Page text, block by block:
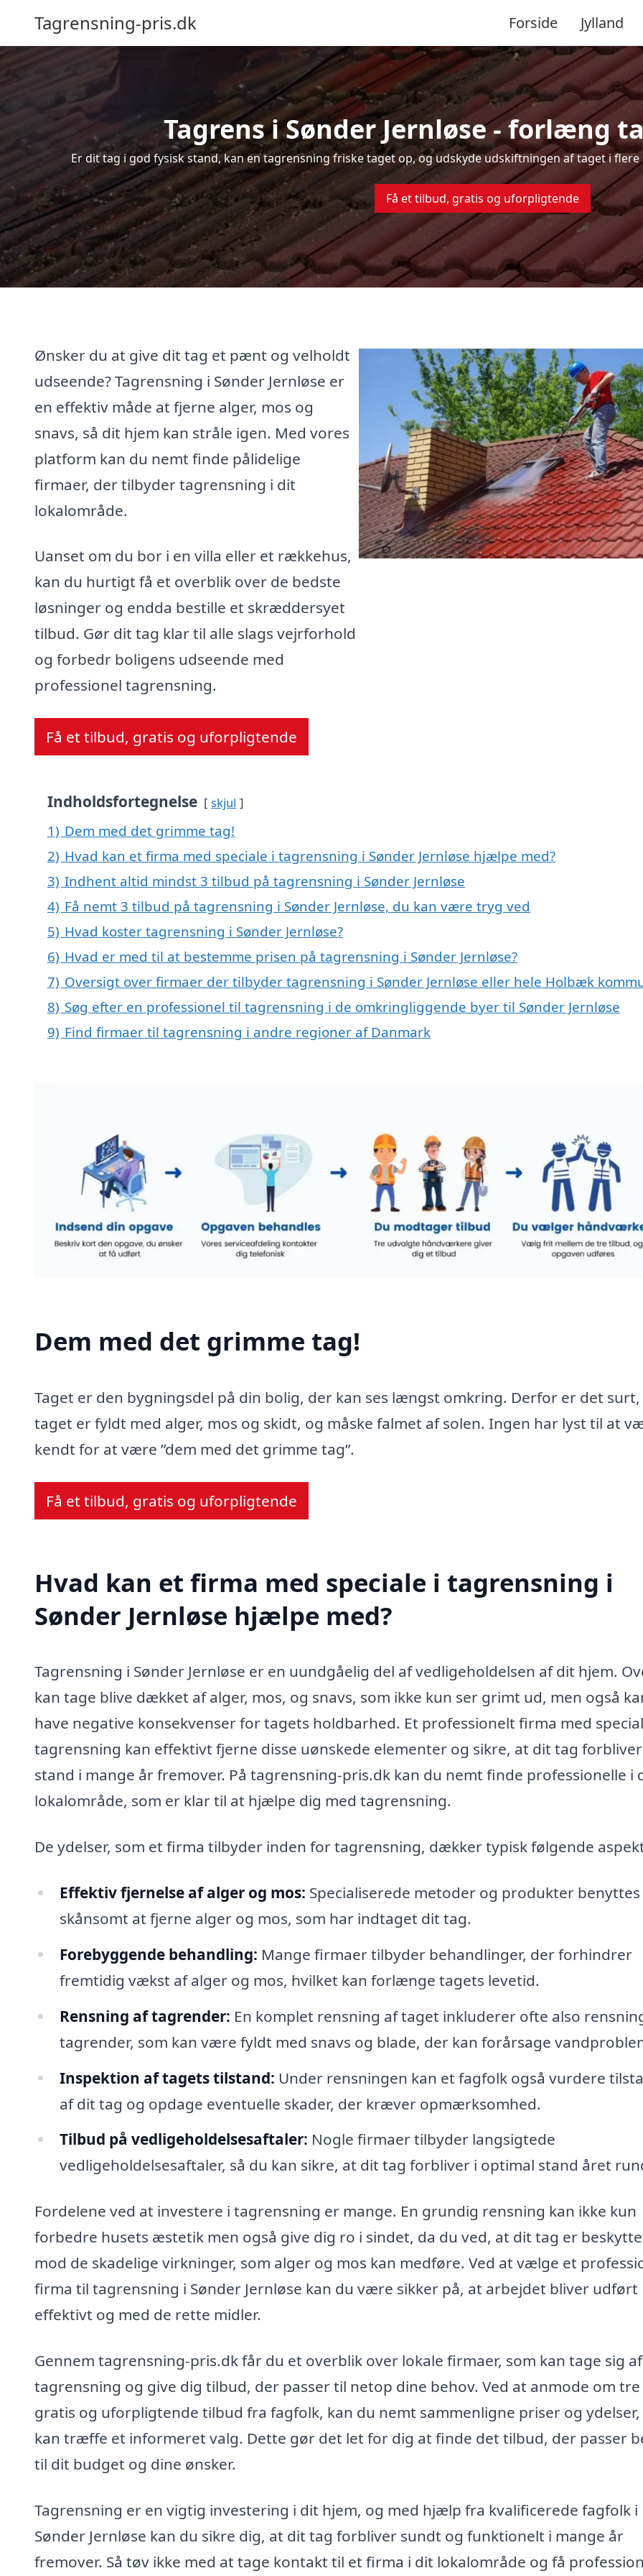
Tagrensning-pris.dk Forside Jylland
Tagrens i Sønder Jernløse - forlæng
Er dit tag i god fysisk stand, kan en tagrensning friske taget op, og udskyde udskiftningen af taget i flere
Få et tilbud, gratis og uforpligtende
Ønsker du at give dit tag et pænt og velholdt
udseende? Tagrensning i Sønder Jernløse er
en effektiv måde at fjerne alger, mos og
snavs, så dit hjem kan stråle igen. Med vores
platform kan du nemt finde pålidelige
firmaer, der tilbyder tagrensning i dit
lokalområde.
Uanset om du bor i en villa eller et rækkehus,
kan du hurtigt få et overblik over de bedste
løsninger og endda bestille et skræddersyet
tilbud. Gør dit tag klar til alle slags vejrforhold
og forbedr boligens udseende med
professionel tagrensning.
Få et tilbud, gratis og uforpligtende
Indholdsfortegnelse skjul
1) Dem med det grimme tag!
2) Hvad kan et firma med speciale i tagrensning i Sønder Jernløse hjælpe med?
3) Indhent altid mindst 3 tilbud på tagrensning i Sønder Jernløse
4) Få nemt 3 tilbud på tagrensning i Sønder Jernløse, du kan være tryg ved
5) Hvad koster tagrensning i Sønder Jernløse?
6) Hvad er med til at bestemme prisen på tagrensning i Sønder Jernløse?
7) Oversigt over firmaer der tilbyder tagrensning i Sønder Jernløse eller hele Holbæk
8) Søg efter en professionel til tagrensning i de omkringliggende byer til Sønder Jernløse
9) Find firmaer til tagrensning i andre regioner af Danmark
Dem med det grimme tag!
Taget er den bygningsdel på din bolig, der kan ses længst omkring. Derfor er det
taget er fyldt med alger, mos og skidt, og måske falmet af solen. Ingen har lyst til at
kendt for at være ”dem med det grimme tag”.
Få et tilbud, gratis og uforpligtende
Hvad kan et firma med speciale i tagrensning i
Sønder Jernløse hjælpe med?
Tagrensning i Sønder Jernløse er en uundgåelig del af vedligeholdelsen af dit hjem.
kan tage blive dækket af alger, mos, og snavs, som ikke kun ser grimt ud, men også
have negative konsekvenser for tagets holdbarhed. Et professionelt firma med
tagrensning kan effektivt fjerne disse uønskede elementer og sikre, at dit tag
stand i mange år fremover. På tagrensning-pris.dk kan du nemt finde professionelle i
lokalområde, som er klar til at hjælpe dig med tagrensning.
De ydelser, som et firma tilbyder inden for tagrensning, dækker typisk følgende
Effektiv fjernelse af alger og mos: Specialiserede metoder og produkter
skånsomt at fjerne alger og mos, som har indtaget dit tag.
Forebyggende behandling: Mange firmaer tilbyder behandlinger, der forhindrer
fremtidig vækst af alger og mos, hvilket kan forlænge tagets levetid.
Rensning af tagrender: En komplet rensning af taget inkluderer ofte also
tagrender, som kan være fyldt med snavs og blade, der kan forårsage
Inspektion af tagets tilstand: Under rensningen kan et fagfolk også vurdere
af dit tag og opdage eventuelle skader, der kræver opmærksomhed.
Tilbud på vedligeholdelsesaftaler: Nogle firmaer tilbyder langsigtede
vedligeholdelsesaftaler, så du kan sikre, at dit tag forbliver i optimal stand året
Fordelene ved at investere i tagrensning er mange. En grundig rensning kan ikke kun
forbedre husets æstetik men også give dig ro i sindet, da du ved, at dit tag er
mod de skadelige virkninger, som alger og mos kan medføre. Ved at vælge et
firma til tagrensning i Sønder Jernløse kan du være sikker på, at arbejdet bliver udført
effektivt og med de rette midler.
Gennem tagrensning-pris.dk får du et overblik over lokale firmaer, som kan tage sig
tagrensning og give dig tilbud, der passer til netop dine behov. Ved at anmode om tre
gratis og uforpligtende tilbud fra fagfolk, kan du nemt sammenligne priser og ydelser,
kan træffe et informeret valg. Dette gør det let for dig at finde det tilbud, der passer
til dit budget og dine ønsker.
Tagrensning er en vigtig investering i dit hjem, og med hjælp fra kvalificerede fagfolk i
Sønder Jernløse kan du sikre dig, at dit tag forbliver sundt og funktionelt i mange år
fremover. Så tøv ikke med at tage kontakt til et firma i dit lokalområde og få